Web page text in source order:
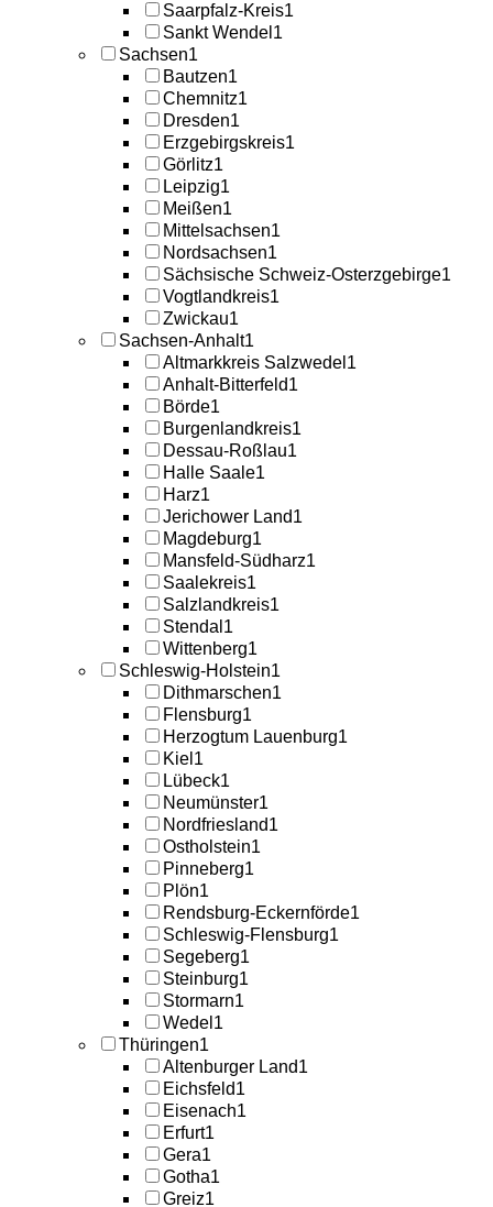
Saarpfalz-Kreis1
Sankt Wendel 1
Sachsen1
Bautzen1
Chemnitz1
Dresden1
Erzgebirgskreis1
Görlitz1
Leipzig1
Meißen1
Mittelsachsen1
Nordsachsen1
Sächsische Schweiz-Osterzgebirge1
Vogtlandkreis1
Zwickau1
Sachsen-Anhalt1
Altmarkkreis Salzwedel 1
Anhalt-Bitterfeld1
Börde1
Burgenlandkreis1
Dessau-Roßlau1
Halle Saale1
Harz1
Jerichower Land1
Magdeburg1
Mansfeld-Südharz1
Saalekreis1
Salzlandkreis1
Stendal 1
Wittenberg1
Schleswig-Holstein1
Dithmarschen1
Flensburg1
Herzogtum Lauenburg1
Kiel 1
Lübeck1
Neumünster1
Nordfriesland1
Ostholstein1
Pinneberg1
Plön1
Rendsburg-Eckernförde1
Schleswig-Flensburg1
Segeberg1
Steinburg1
Stormarn1
Wedel 1
Thüringen1
Altenburger Land1
Eichsfeld1
Eisenach1
Erfurt1
Gera1
Gotha1
Greiz1